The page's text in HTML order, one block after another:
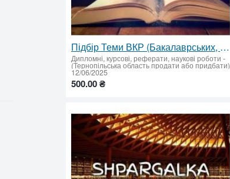
Підбір Теми ВКР (Бакалаврських, Магістерських) на замовлення. Актуальність, Новизна та Узгодження з
Дипломні, курсові, реферати, наукові роботи -
(Тернопільська область продати або придбати)
12/06/2025
500.00 ₴